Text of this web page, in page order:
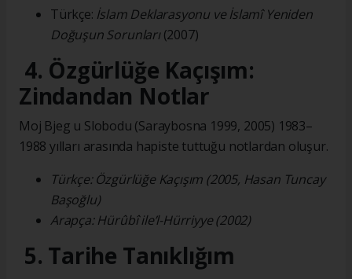
Türkçe: İslam Deklarasyonu ve İslamî Yeniden
Doğuşun Sorunları(2007)
4. Özgürlüğe Kaçışım:
Zindandan Notlar
Moj Bjeg u Slobodu (Saraybosna 1999, 2005) 1983–
1988 yılları arasında hapiste tuttuğu notlardan oluşur.
Türkçe: Özgürlüğe Kaçışım (2005, Hasan Tuncay
Başoğlu)
Arapça: Hürûbî ile’l-Hürriyye (2002)
5. Tarihe Tanıklığım